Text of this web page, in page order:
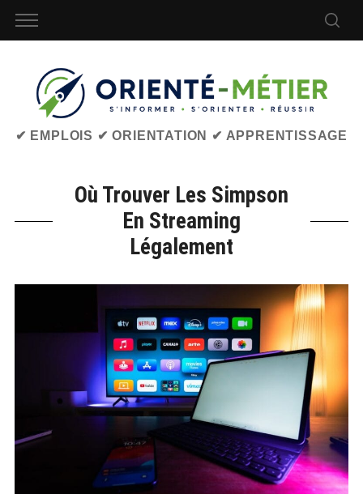
✔ EMPLOIS ✔ ORIENTATION ✔ APPRENTISSAGE
Où Trouver Les Simpson
En Streaming
Légalement